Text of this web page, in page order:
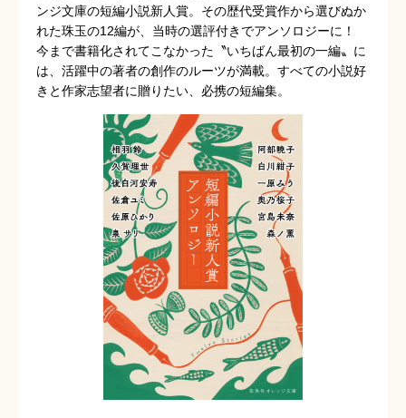
ンジ文庫の短編小説新人賞。その歴代受賞作から選びぬか
れた珠玉の12編が、当時の選評付きでアンソロジーに！
今まで書籍化されてこなかった〝いちばん最初の一編〟に
は、活躍中の著者の創作のルーツが満載。すべての小説好
きと作家志望者に贈りたい、必携の短編集。